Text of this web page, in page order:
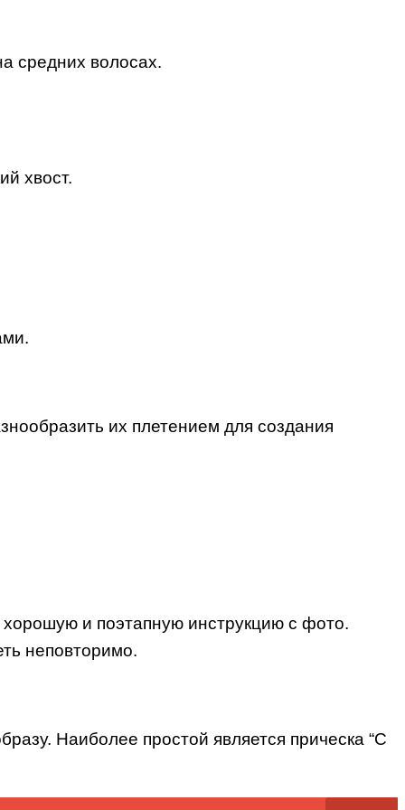
средних волосах.
хвост.
их плетением для создания
и поэтапную инструкцию с фото.
неповторимо.
Наиболее простой является прическа “С